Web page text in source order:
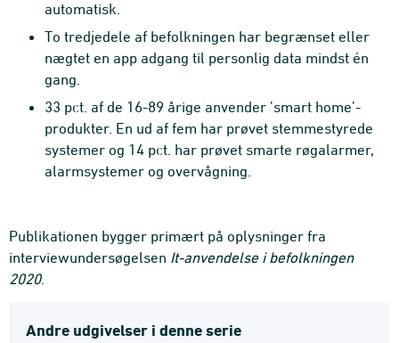
automatisk.
To tredjedele af befolkningen har begrænset eller
nægtet en app adgang til personlig data mindst én
gang.
33 pct. af de 16-89 årige anvender ’smart home’-
produkter. En ud af fem har prøvet stemmestyrede
systemer og 14 pct. har prøvet smarte røgalarmer,
alarmsystemer og overvågning.
Publikationen bygger primært på oplysninger fra
interviewundersøgelsen It-an­vendelse i befolkningen
2020.
Andre udgivelser i denne serie